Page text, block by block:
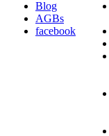
Blog
AGBs
facebook